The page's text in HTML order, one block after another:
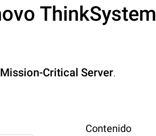
ThinkSystem
Critical Server.
Contenido